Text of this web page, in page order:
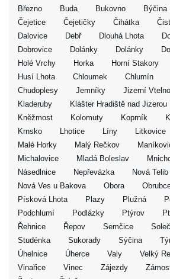
Březno
Buda Bukovno Býčina
Čejetice
Čejetičky Čihátka
Dalovice
Debř Dlouhá Lhota
Dobrovice
Dolánky Dolánky
Holé Vrchy
Horka Horní Stakory
Husí Lhota
Chloumek Chlumín
Chudoplesy
Jemníky Jizerní Vtelno
Kladeruby
Klášter Hradiště nad Jizerou
Kněžmost
Kolomuty Koprník
Krnsko
Lhotice Líny Litkovice
Malé Horky
Malý Rečkov
Michalovice
Mladá Boleslav
Násedlnice
Nepřevázka
Nová Telib
Nová Ves u Bakova
Obora
Písková Lhota
Plazy Plužná
Podchlumí
Podlázky Ptýrov
Řehnice
Řepov Semčice
Studénka
Sukorady Sýčina
Úhelnice
Úherce Valy Velký
Vinařice
Vinec Zájezdy